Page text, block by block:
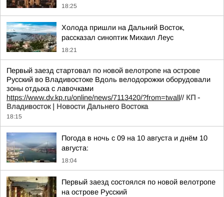
18:25
Холода пришли на Дальний Восток,
рассказал синоптик Михаил Леус
18:21
Первый заезд стартовал по новой велотропе на острове
Русский во Владивостоке Вдоль велодорожки оборудовали
зоны отдыха с лавочками
https://www.dv.kp.ru/online/news/7113420/?from=twall// КП -
Владивосток | Новости Дальнего Востока
18:15
Погода в ночь с 09 на 10 августа и днём 10
августа:
18:04
Первый заезд состоялся по новой велотропе
на острове Русский